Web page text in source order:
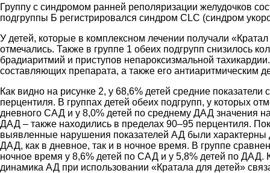
Группу с синдромом ранней реполяризации желудочков
подгруппы Б регистрировался синдром CLC (синдром
У детей, которые в комплексном лечении получали
отмечались. Также в группе 1 обеих подгрупп снизилось
брадиаритмий и приступов непароксизмальной
составляющих препарата, а также его антиаритмическим
Как видно на рисунке 2, у 68,6% детей средние
перцентиля. В группах детей обеих подгрупп, у которых
дневного САД и у 8,0% детей по среднему ДАД значения
ДАД – также находились в пределах 90–95 перцентиля.
выявленные нарушения показателей АД были характерны
ДАД, как в дневное, так и в ночное время. В группе
ночное время у 8,6% детей по САД и у 5,8% детей по
динамика АД при использовании «Кратала для детей»